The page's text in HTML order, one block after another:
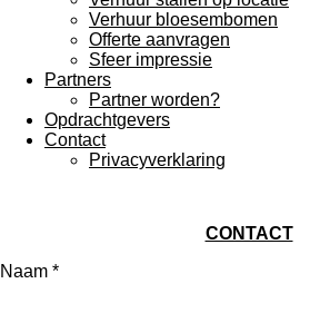
Verhuur bloesembomen
Offerte aanvragen
Sfeer impressie
Partners
Partner worden?
Opdrachtgevers
Contact
Privacyverklaring
CONTACT
Naam *